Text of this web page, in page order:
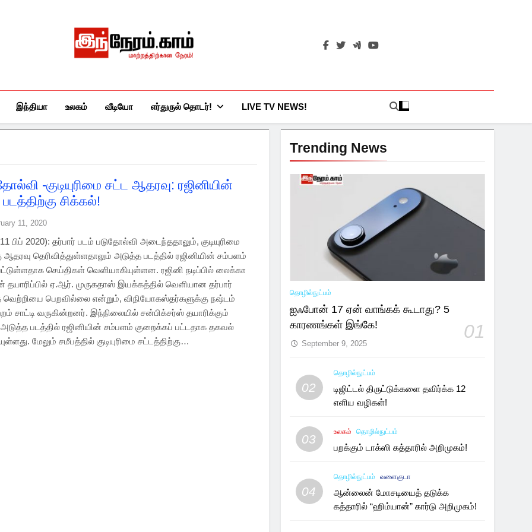
இந்நேரம்.காம்
இந்தியா உலகம் வீடியோ எர்துருல் தொடர்! LIVE TV NEWS!
-குடியுரிமை சட்ட ஆதரவு: ரஜினியின்
சிக்கல்!
11, 2020
2020): தர்பார் படம் படுதோல்வி அடைந்ததாலும், குடியுரிமை
ஆதரவு தெரிவித்துள்ளதாலும் அடுத்த படத்தில் ரஜினியின் சம்பளம்
செய்திகள் வெளியாகியுள்ளன. ரஜினி நடிப்பில் லைக்கா
தயாரிப்பில் ஏ.ஆர். முருகதாஸ் இயக்கத்தில் வெளியான தர்பார்
வெற்றியை பெறவில்லை என்றும், விநியோகஸ்தர்களுக்கு நஷ்டம்
சாட்டி வருகின்றனர். இந்நிலையில் சன்பிக்சர்ஸ் தயாரிக்கும்
அடுத்த படத்தில் ரஜினியின் சம்பளம் குறைக்கப் பட்டதாக தகவல்
மேலும் சமீபத்தில் குடியுரிமை சட்டத்திற்கு…
Trending News
தொழில்நுட்பம்
ஐஃபோன் 17 ஏன் வாங்கக் கூடாது? 5
காரணங்கள் இங்கே!
01
September 9, 2025
02
தொழில்நுட்பம்
டிஜிட்டல் திருட்டுக்களை தவிர்க்க 12
எளிய வழிகள்!
03
உலகம் தொழில்நுட்பம்
பறக்கும் டாக்ஸி கத்தாரில் அறிமுகம்!
04
தொழில்நுட்பம் வளைகுடா
ஆன்லைன் மோசடியைத் தடுக்க
கத்தாரில் “ஹிம்யான்” கார்டு அறிமுகம்!